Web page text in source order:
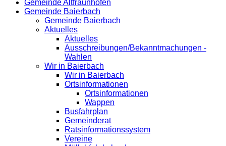
Gemeinde Altfraunhofen
Gemeinde Baierbach
Gemeinde Baierbach
Aktuelles
Aktuelles
Ausschreibungen/Bekanntmachungen -
Wahlen
Wir in Baierbach
Wir in Baierbach
Ortsinformationen
Ortsinformationen
Wappen
Busfahrplan
Gemeinderat
Ratsinformationssystem
Vereine